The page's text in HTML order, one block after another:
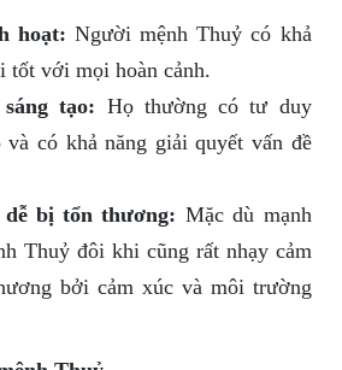
hoạt: Người mệnh Thuỷ có khả
tốt với mọi hoàn cảnh.
tạo: Họ thường có tư duy
và có khả năng giải quyết vấn đề
dễ bị tổn thương: Mặc dù mạnh
Thuỷ đôi khi cũng rất nhạy cảm
bởi cảm xúc và môi trường